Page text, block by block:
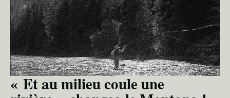
« Et au milieu coule une